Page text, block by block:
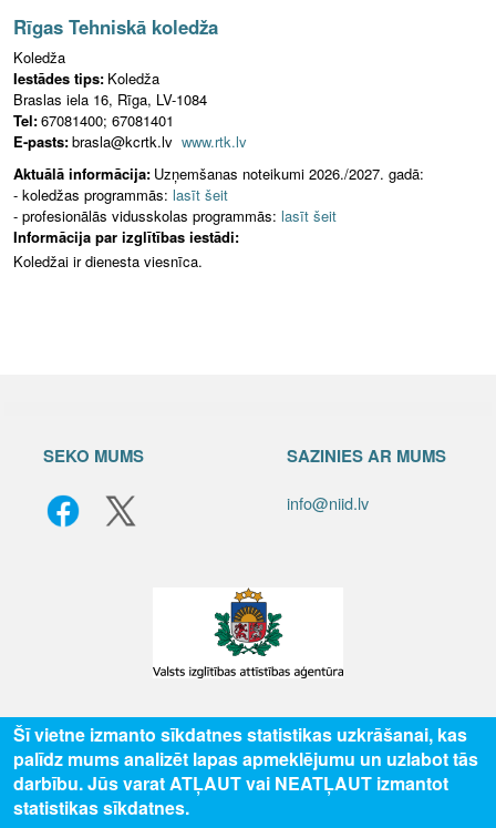
Rīgas Tehniskā koledža
Koledža
Iestādes tips: Koledža
Braslas iela 16, Rīga, LV-1084
Tel:67081400; 67081401
E-pasts:brasla@kcrtk.lv www.rtk.lv
Aktuālā informācija: Uzņemšanas noteikumi 2026./2027. gadā:
- koledžas programmās: lasīt šeit
- profesionālās vidusskolas programmās: lasīt šeit
Informācija par izglītības iestādi:
Koledžai ir dienesta viesnīca.
SEKO MUMS SAZINIES AR MUMS
info@niid.lv
© 2025 Valsts izglītības attīstības aģentūra, publicētā satura visas tiesības
Šī vietne izmanto sīkdatnes statistikas uzkrāšanai, kas
palīdz mums analizēt lapas apmeklējumu un uzlabot tās
darbību. Jūs varat ATĻAUT vai NEATĻAUT izmantot
statistikas sīkdatnes.